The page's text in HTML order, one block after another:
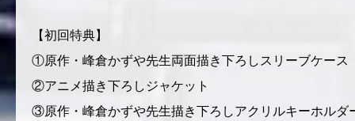
【初回特典】
①原作・峰倉かずや先生両面描き下ろしスリーブケース
②アニメ描き下ろしジャケット
③原作・峰倉かずや先生描き下ろしアクリルキーホルダ